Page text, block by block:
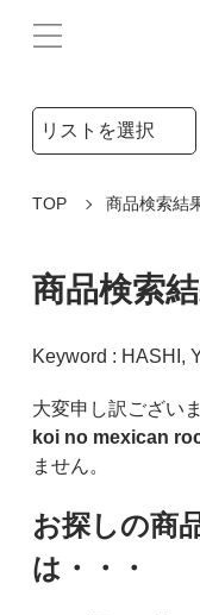
検索リストの選択
TOP 商品検索結
商品検索
Keyword : HASHI,
大変申し訳ござい
koi no mexican
ません。
お探しの商
は・・・